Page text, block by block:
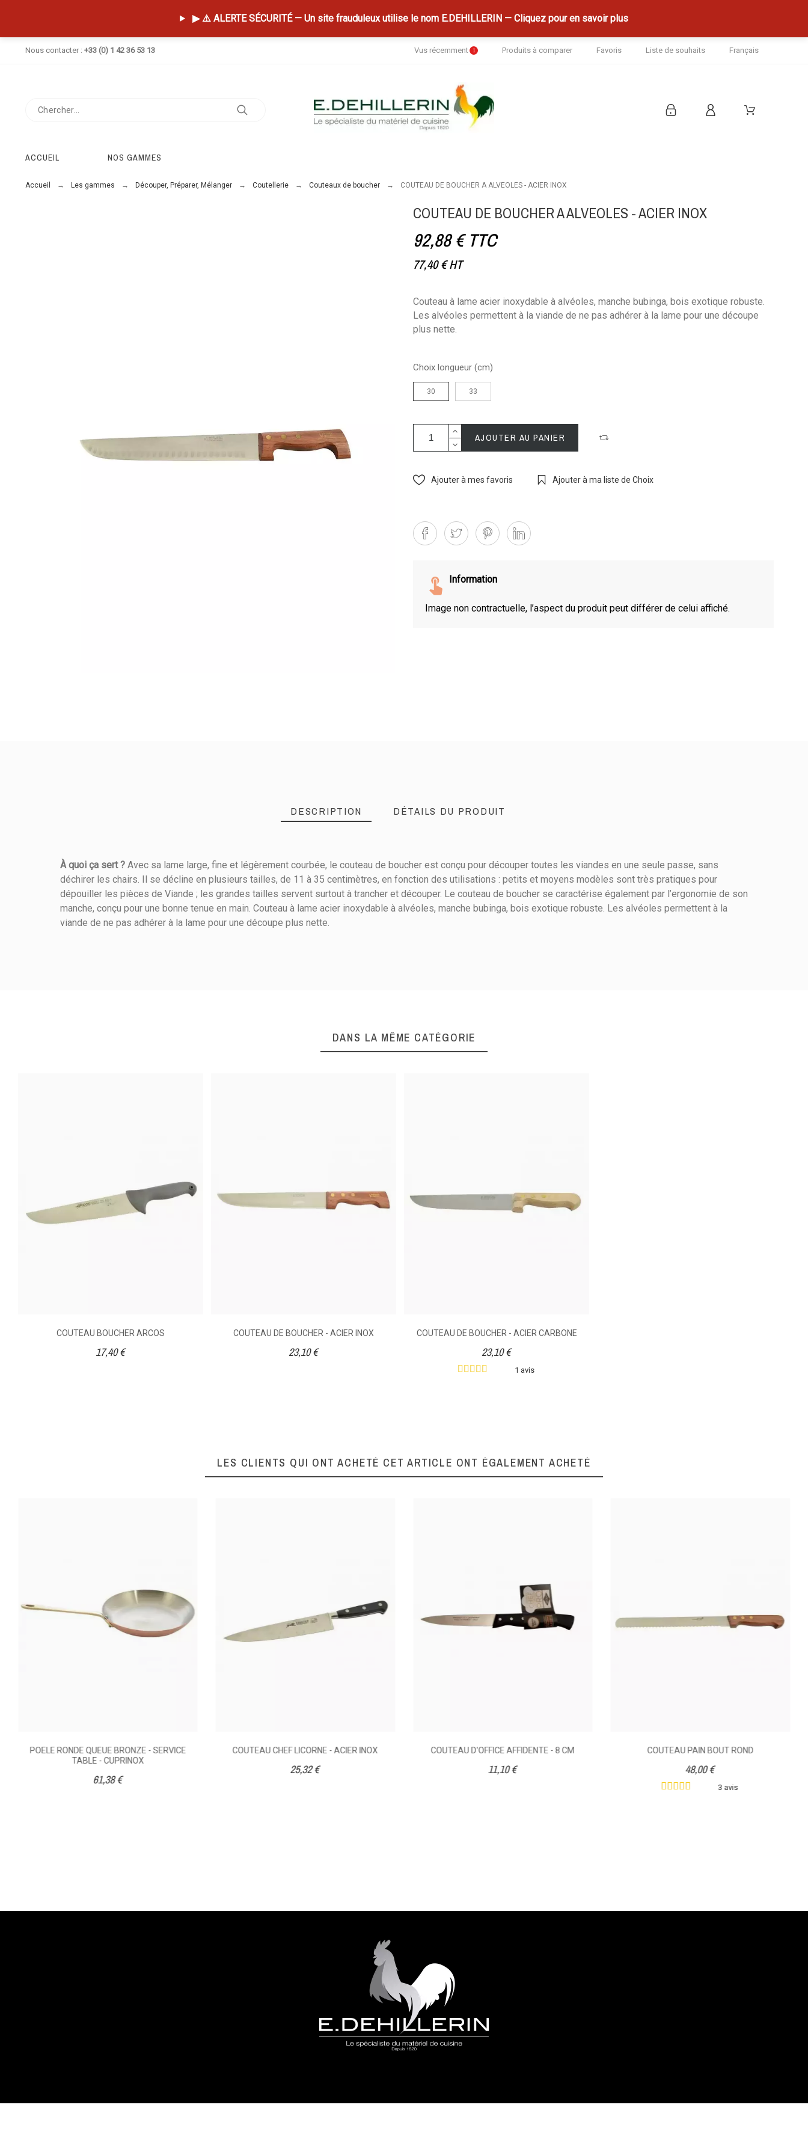
▶ ⚠️ ALERTE SÉCURITÉ — Un site frauduleux utilise le nom E.DEHILLERIN — Cliquez pour en savoir plus
Nous contacter : +33 (0) 1 42 36 53 13 Vus récemment 1 Produits à comparer Favoris Liste de souhaits Français
ACCUEIL NOS GAMMES
Accueil Les gammes Découper, Préparer, Mélanger Coutellerie Couteaux de boucher COUTEAU DE BOUCHER A ALVEOLES - ACIER INOX
COUTEAU DE BOUCHER A ALVEOLES - ACIER INOX
92,88 € TTC
77,40 €HT
Couteau à lame acier inoxydable à alvéoles, manche bubinga, bois exotique robuste.
Les alvéoles permettent à la viande de ne pas adhérer à la lame pour une découpe
plus nette.
Choix longueur (cm)
30 33
AJOUTER AU PANIER
Ajouter à mes favoris Ajouter à ma liste de Choix
Information
Image non contractuelle, l’aspect du produit peut différer de celui affiché.
DESCRIPTION DÉTAILS DU PRODUIT
À quoi ça sert ? Avec sa lame large, fine et légèrement courbée, le couteau de boucher est conçu pour découper toutes les viandes en une seule passe, sans
déchirer les chairs. Il se décline en plusieurs tailles, de 11 à 35 centimètres, en fonction des utilisations : petits et moyens modèles sont très pratiques pour
dépouiller les pièces de Viande ; les grandes tailles servent surtout à trancher et découper. Le couteau de boucher se caractérise également par l’ergonomie de son
manche, conçu pour une bonne tenue en main. Couteau à lame acier inoxydable à alvéoles, manche bubinga, bois exotique robuste. Les alvéoles permettent à la
viande de ne pas adhérer à la lame pour une découpe plus nette.
Référence106300300
Viande crue
DANS LA MÊME CATÉGORIE
COUTEAU BOUCHER ARCOS
17,40 €
COUTEAU DE BOUCHER - ACIER INOX
23,10 €
COUTEAU DE BOUCHER - ACIER CARBONE
1 avis
23,10 €
LES CLIENTS QUI ONT ACHETÉ CET ARTICLE ONT ÉGALEMENT ACHETÉ
POELE RONDE QUEUE BRONZE - SERVICE
TABLE - CUPRINOX
61,38 €
COUTEAU CHEF LICORNE - ACIER INOX
25,32 €
COUTEAU D'OFFICE AFFIDENTE - 8 CM
11,10 €
COUTEAU PAIN BOUT ROND
3 avis
48,00 €